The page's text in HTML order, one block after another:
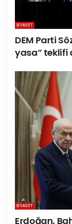
SIYASET
DEM Parti
yasa” teklifi
SIYASET
Erdoğan,